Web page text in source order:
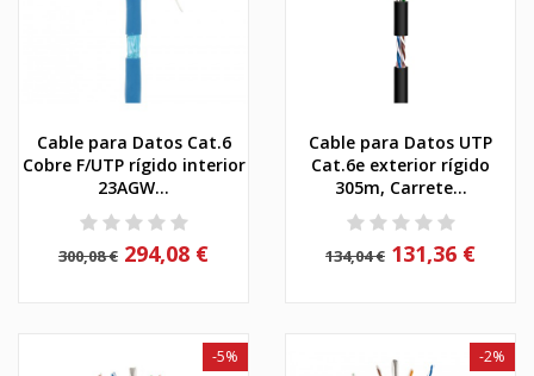
Cable para Datos Cat.6
Cobre F/UTP rígido interior
23AGW...
300,08 € 294,08 €
Cable para Datos UTP
Cat.6e exterior rígido
305m, Carrete...
134,04 € 131,36 €
-5% -2%